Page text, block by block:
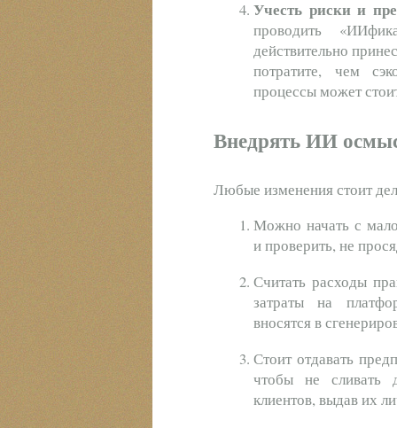
Учесть риски и
проводить
действительно
потратите, чем
процессы может
Внедрять ИИ
Любые изменения стоит
Можно начать с
и проверить, не
Считать расходы
затраты на
вносятся в
Стоит отдавать
чтобы не сливать
клиентов, выдав их